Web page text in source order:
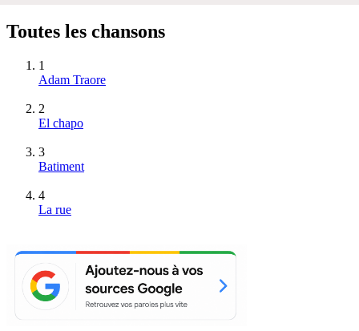
Toutes les chansons
1
Adam Traore
2
El chapo
3
Batiment
4
La rue